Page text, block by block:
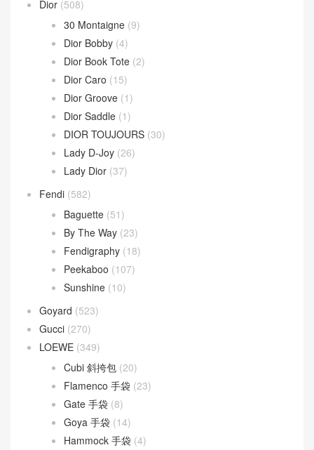
Dior (508)
30 Montaigne (9)
Dior Bobby (4)
Dior Book Tote (2)
Dior Caro (15)
Dior Groove (1)
Dior Saddle (1)
DIOR TOUJOURS (30)
Lady D-Joy (26)
Lady Dior (37)
Fendi (582)
Baguette (51)
By The Way (23)
Fendigraphy (18)
Peekaboo (107)
Sunshine (10)
Goyard (523)
Gucci (270)
LOEWE (349)
Cubi 斜挎包 (20)
Flamenco 手袋 (23)
Gate 手袋 (8)
Goya 手袋 (14)
Hammock 手袋 (4)